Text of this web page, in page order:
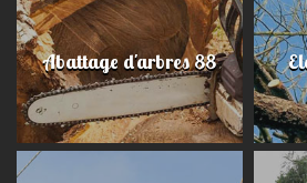
Abattage d'arbres 88